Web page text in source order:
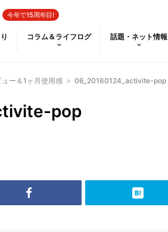
今年で15周年目!
コラム＆ライフログ 話題・ネット情報
ー＆1ヶ月使用感 > 06_20160124_activite-pop
pop